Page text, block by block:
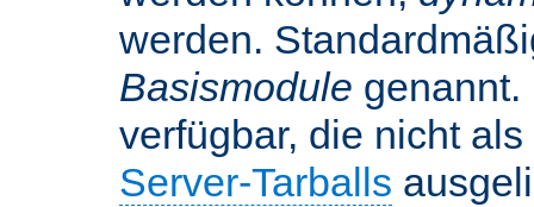
werden.
Basismodule genannt.
verfügbar, die nicht
Server-Tarballs